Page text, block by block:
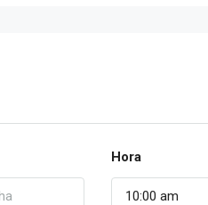
Hora
10:00 am